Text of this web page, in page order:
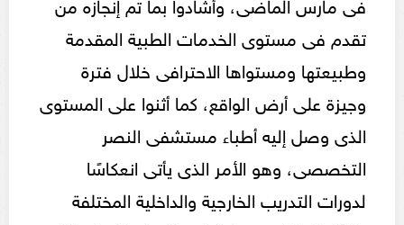
تقدم فى مستوى الخدمات الطبية المقدمة
وطبيعتها ومستواها الاحترافى خلال فترة
وجيزة على أرض الواقع، كما أثنوا على المستوى
الذى وصل إليه أطباء مستشفى النصر
التخصصى، وهو الأمر الذى يأتى انعكاسًا
لدورات التدريب الخارجية والداخلية المختلفة